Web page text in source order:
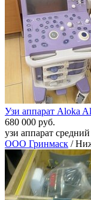
Узи аппарат Aloka
680 000 руб.
узи аппарат средний
ООО Гринмаск /